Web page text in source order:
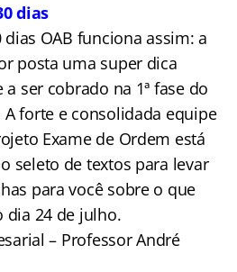
dias
dias OAB funciona assim: a
posta uma super dica
ser cobrado na 1ª fase do
A forte e consolidada equipe
Exame de Ordem está
seleto de textos para levar
para você sobre o que
dia 24 de julho.
– Professor André